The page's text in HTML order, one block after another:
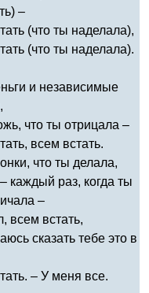
–
(что ты наделала),
(что ты наделала).
и независимые
что ты отрицала –
всем встать.
что ты делала,
каждый раз, когда ты
–
всем встать,
сказать тебе это в
– У меня все.